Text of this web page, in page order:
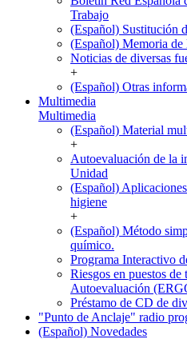
Trabajo
(Español) Sustitución
(Español) Memoria
Noticias de diversas
+
(Español) Otras
Multimedia
Multimedia
(Español) Material
+
Autoevaluación de la
Unidad
(Español)
higiene
+
(Español) Método
químico.
Programa Interactivo
Riesgos en puestos
Autoevaluación
Préstamo de CD de
"Punto de Anclaje" radio
(Español) Novedades